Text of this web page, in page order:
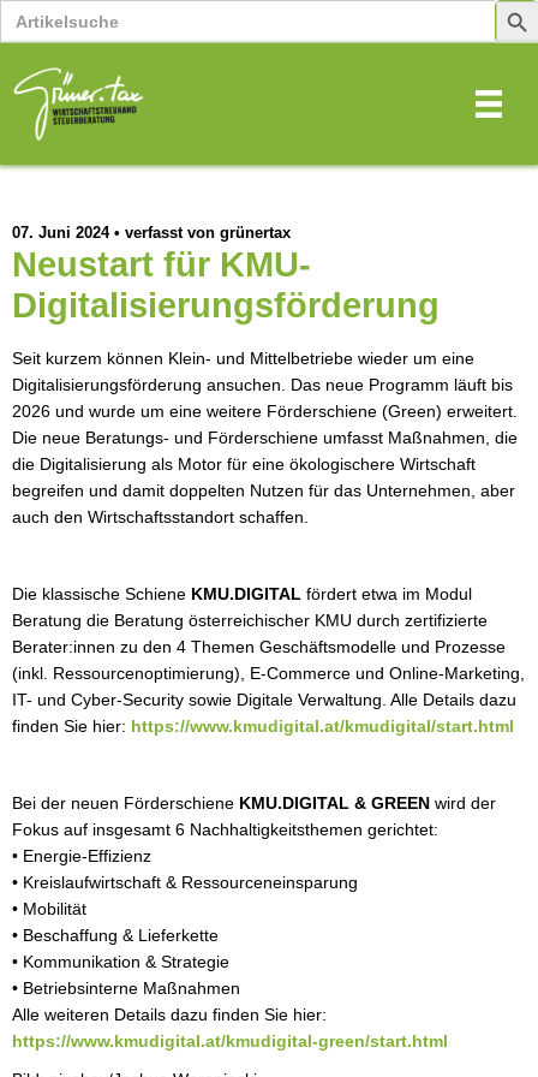
Search
for:
07. Juni 2024• verfasst von grünertax
Neustart für KMU-
Digitalisierungsförderung
Seit kurzem können Klein- und Mittelbetriebe wieder um eine
Digitalisierungsförderung ansuchen. Das neue Programm läuft bis
2026 und wurde um eine weitere Förderschiene (Green) erweitert.
Die neue Beratungs- und Förderschiene umfasst Maßnahmen, die
die Digitalisierung als Motor für eine ökologischere Wirtschaft
begreifen und damit doppelten Nutzen für das Unternehmen, aber
auch den Wirtschaftsstandort schaffen.
Die klassische Schiene KMU.DIGITAL fördert etwa im Modul
Beratung die Beratung österreichischer KMU durch zertifizierte
Berater:innen zu den 4 Themen Geschäftsmodelle und Prozesse
(inkl. Ressourcenoptimierung), E-Commerce und Online-Marketing,
IT- und Cyber-Security sowie Digitale Verwaltung. Alle Details dazu
finden Sie hier: https://www.kmudigital.at/kmudigital/start.html
Bei der neuen Förderschiene KMU.DIGITAL & GREEN wird der
Fokus auf insgesamt 6 Nachhaltigkeitsthemen gerichtet:
• Energie-Effizienz
• Kreislaufwirtschaft & Ressourceneinsparung
• Mobilität
• Beschaffung & Lieferkette
• Kommunikation & Strategie
• Betriebsinterne Maßnahmen
Alle weiteren Details dazu finden Sie hier:
https://www.kmudigital.at/kmudigital-green/start.html